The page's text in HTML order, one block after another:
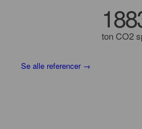
ton CO2
Se alle referencer →